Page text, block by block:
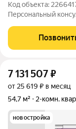
Код объекта:
Персональный
сегодня. Квартира
роща. Комфортный
7 131 507₽
от 25 619 ₽ в месяц
54,7 м²
2-комн.
новостройка